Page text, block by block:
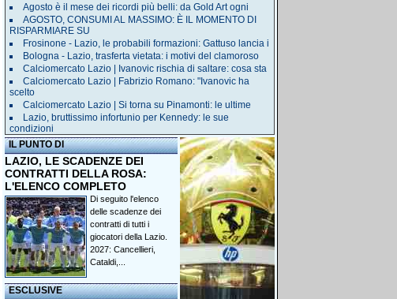
Agosto è il mese dei ricordi più belli: da Gold Art ogni
AGOSTO, CONSUMI AL MASSIMO: È IL MOMENTO DI
RISPARMIARE SU
Frosinone - Lazio, le probabili formazioni: Gattuso lancia i
Bologna - Lazio, trasferta vietata: i motivi del clamoroso
Calciomercato Lazio | Ivanovic rischia di saltare: cosa sta
Calciomercato Lazio | Fabrizio Romano: "Ivanovic ha
scelto
Calciomercato Lazio | Si torna su Pinamonti: le ultime
Lazio, bruttissimo infortunio per Kennedy: le sue
condizioni
IL PUNTO DI
LAZIO, LE SCADENZE DEI
CONTRATTI DELLA ROSA:
L'ELENCO COMPLETO
Di seguito l'elenco
delle scadenze dei
contratti di tutti i
giocatori della Lazio.
2027: Cancellieri,
Cataldi,...
ESCLUSIVE